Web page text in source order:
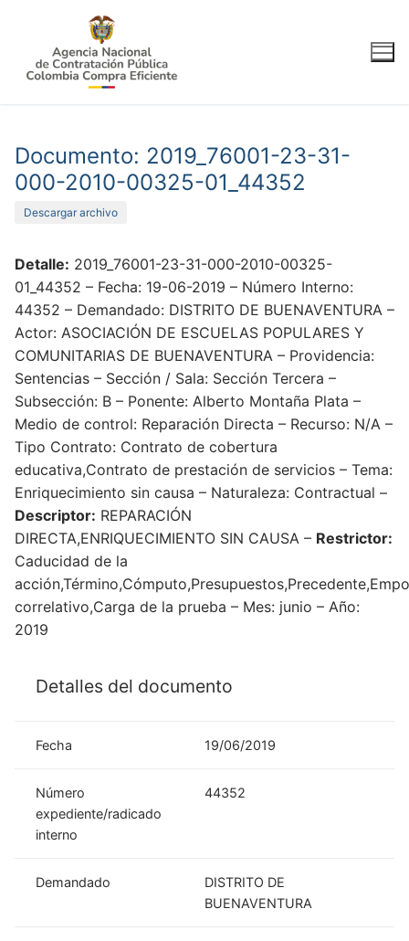
contenido
Documento: 2019_76001-23-31-
000-2010-00325-01_44352
Descargar archivo
Detalle: 2019_76001-23-31-000-2010-00325-
01_44352 – Fecha: 19-06-2019 – Número Interno:
44352 – Demandado: DISTRITO DE BUENAVENTURA –
Actor: ASOCIACIÓN DE ESCUELAS POPULARES Y
COMUNITARIAS DE BUENAVENTURA – Providencia:
Sentencias – Sección / Sala: Sección Tercera –
Subsección: B – Ponente: Alberto Montaña Plata –
Medio de control: Reparación Directa – Recurso: N/A –
Tipo Contrato: Contrato de cobertura
educativa,Contrato de prestación de servicios – Tema:
Enriquecimiento sin causa – Naturaleza: Contractual –
Descriptor: REPARACIÓN
DIRECTA,ENRIQUECIMIENTO SIN CAUSA – Restrictor:
Caducidad de la
correlativo,Carga de la prueba – Mes: junio – Año:
2019
Detalles del documento
Fecha 19/06/2019
Número
expediente/radicado
interno
44352
Demandado
DISTRITO DE
BUENAVENTURA